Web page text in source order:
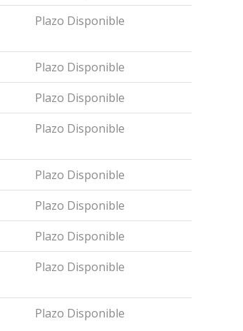
Plazo Disponible
Plazo Disponible
Plazo Disponible
Plazo Disponible
Plazo Disponible
Plazo Disponible
Plazo Disponible
Plazo Disponible
Plazo Disponible